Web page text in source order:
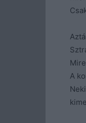
A